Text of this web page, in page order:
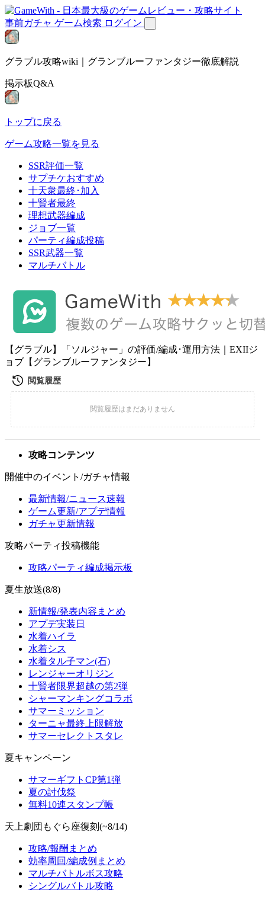
事前ガチャ ゲーム検索 ログイン
グラブル攻略wiki｜グランブルーファンタジー徹底解説
掲示板Q&A
トップに戻る
ゲーム攻略一覧を見る
SSR評価一覧
サプチケおすすめ
十天衆最終･加入
十賢者最終
理想武器編成
ジョブ一覧
パーティ編成投稿
SSR武器一覧
マルチバトル
【グラブル】「ソルジャー」の評価/編成･運用方法｜EXIIジ
ョブ【グランブルーファンタジー】
攻略コンテンツ
開催中のイベント/ガチャ情報
最新情報/ニュース速報
ゲーム更新/アプデ情報
ガチャ更新情報
攻略パーティ投稿機能
攻略パーティ編成掲示板
夏生放送(8/8)
新情報/発表内容まとめ
アプデ実装日
水着ハイラ
水着シス
水着タル子マン(石)
レンジャーオリジン
十賢者限界超越の第2弾
シャーマンキングコラボ
サマーミッション
ターニャ最終上限解放
サマーセレクトスタレ
夏キャンペーン
サマーギフトCP第1弾
夏の討伐祭
無料10連スタンプ帳
天上劇団もぐら座復刻(~8/14)
攻略/報酬まとめ
効率周回/編成例まとめ
マルチバトルボス攻略
シングルバトル攻略